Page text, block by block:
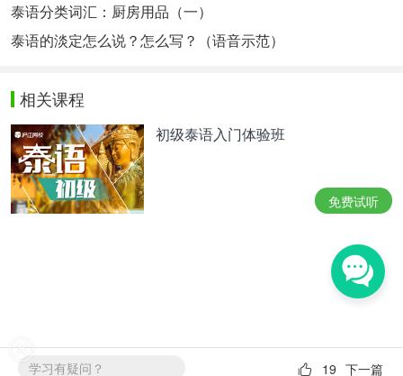
泰语分类词汇：厨房用品（一）
泰语的淡定怎么说？怎么写？（语音示范）
相关课程
初级泰语入门体验班
免费试听
学习有疑问？ 下一篇
19